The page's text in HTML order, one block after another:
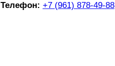
Телефон: +7 (961) 878-49-88